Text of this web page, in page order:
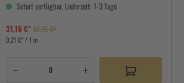
Sofort verfügbar, Lieferzeit: 1-3 Tage
31,16 €*38,95 €*
0,21 €* / 1 m